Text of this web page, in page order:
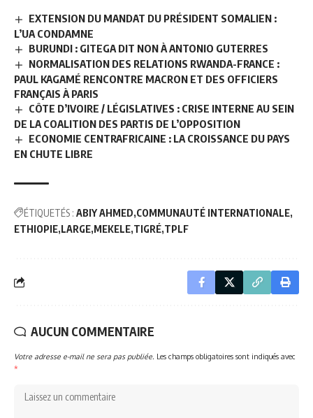
EXTENSION DU MANDAT DU PRÉSIDENT SOMALIEN :
L’UA CONDAMNE
BURUNDI : GITEGA DIT NON À ANTONIO GUTERRES
NORMALISATION DES RELATIONS RWANDA-FRANCE :
PAUL KAGAMÉ RENCONTRE MACRON ET DES OFFICIERS
FRANÇAIS À PARIS
CÔTE D’IVOIRE / LÉGISLATIVES : CRISE INTERNE AU SEIN
DE LA COALITION DES PARTIS DE L’OPPOSITION
ECONOMIE CENTRAFRICAINE : LA CROISSANCE DU PAYS
EN CHUTE LIBRE
ÉTIQUETÉS : ABIY AHMED COMMUNAUTÉ INTERNATIONALE
ETHIOPIE LARGE MEKELE TIGRÉ TPLF
AUCUN COMMENTAIRE
Votre adresse e-mail ne sera pas publiée. Les champs obligatoires sont indiqués avec
*